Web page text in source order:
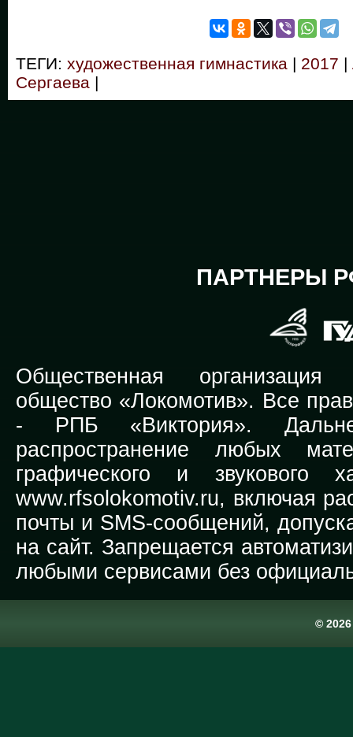
ТЕГИ: художественная гимнастика | 2017 |
Сергаева |
ПАРТНЕРЫ
Общественная организация
общество «Локомотив». Все
- РПБ «Виктория».
распространение любых
графического и звукового
www.rfsolokomotiv.ru, включая
почты и SMS-сообщений,
на сайт. Запрещается
любыми сервисами без
©